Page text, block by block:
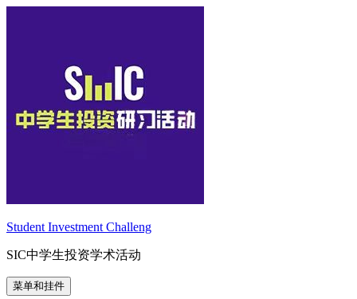
Student Investment Challeng
SIC中学生投资学术活动
菜单和挂件